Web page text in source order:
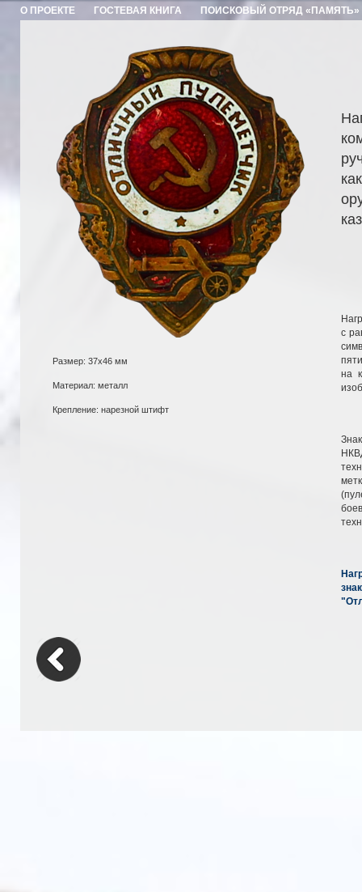
О ПРОЕКТЕ ГОСТЕВАЯ КНИГА ПОИСКОВЫЙ ОТРЯД «ПАМЯТЬ»
Размер: 37x46 мм
Материал: металл
Крепление: нарезной штифт
с
на